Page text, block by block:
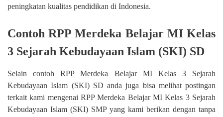
peningkatan kualitas pendidikan di Indonesia.
Contoh RPP Merdeka Belajar MI Kelas
3 Sejarah Kebudayaan Islam (SKI) SD
Selain contoh RPP Merdeka Belajar MI Kelas 3 Sejarah
Kebudayaan Islam (SKI) SD anda juga bisa melihat postingan
terkait kami mengenai RPP Merdeka Belajar MI Kelas 3 Sejarah
Kebudayaan Islam (SKI) SMP yang kami berikan dengan tanpa